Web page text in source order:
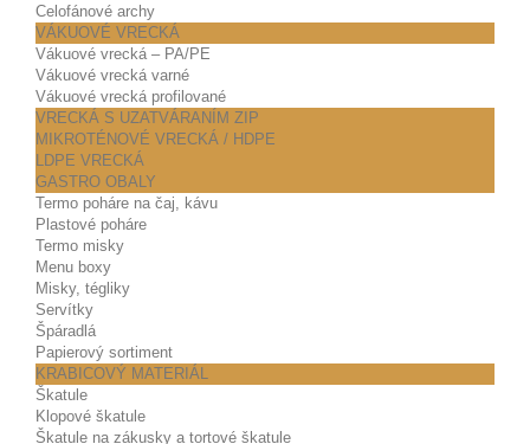
Celofánové archy
VÁKUOVÉ VRECKÁ
Vákuové vrecká – PA/PE
Vákuové vrecká varné
Vákuové vrecká profilované
VRECKÁ S UZATVÁRANÍM ZIP
MIKROTÉNOVÉ VRECKÁ / HDPE
LDPE VRECKÁ
GASTRO OBALY
Termo poháre na čaj, kávu
Plastové poháre
Termo misky
Menu boxy
Misky, tégliky
Servítky
Špáradlá
Papierový sortiment
KRABICOVÝ MATERIÁL
Škatule
Klopové škatule
Škatule na zákusky a tortové škatule